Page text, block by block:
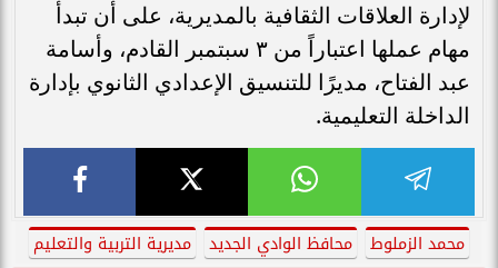
لإدارة العلاقات الثقافية بالمديرية، على أن تبدأ
مهام عملها اعتباراً من ٣ سبتمبر القادم، وأسامة
عبد الفتاح، مديرًا للتنسيق الإعدادي الثانوي بإدارة
الداخلة التعليمية.
محمد الزملوط محافظ الوادي الجديد مديرية التربية والتعليم